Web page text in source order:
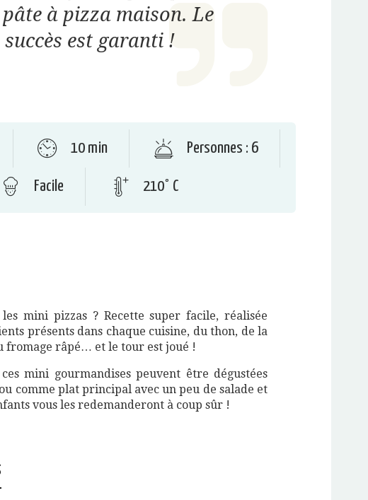
pâte à pizza maison. Le
succès est garanti !
10 min Personnes : 6
Facile 210° C
les mini pizzas ? Recette super facile, réalisée
présents dans chaque cuisine, du thon, de la
fromage râpé… et le tour est joué !
mini gourmandises peuvent être dégustées
comme plat principal avec un peu de salade et
vous les redemanderont à coup sûr !